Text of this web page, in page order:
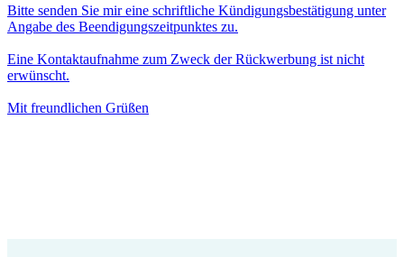
Bitte senden Sie mir eine schriftliche Kündigungsbestätigung unter
Angabe des Beendigungszeitpunktes zu.
Eine Kontaktaufnahme zum Zweck der Rückwerbung ist nicht
erwünscht.
Mit freundlichen Grüßen